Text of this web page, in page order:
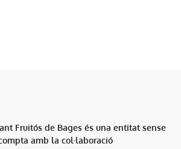
Fruitós de Bages és una entitat sense
amb la col·laboració